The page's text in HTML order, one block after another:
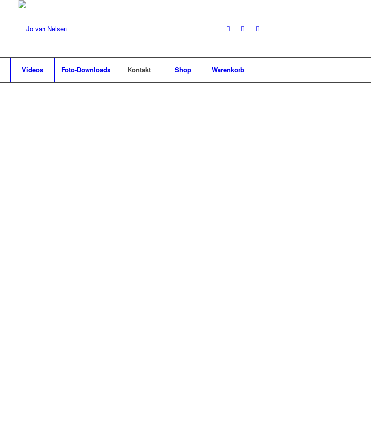
Videos Foto-Downloads Kontakt Shop Warenkorb